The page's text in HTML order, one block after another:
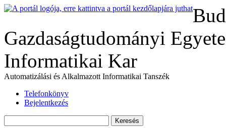
Gazdaságtudományi
Informatikai Kar
Automatizálási és Alkalmazott Informatikai Tanszék
Telefonkönyv
Bejelentkezés